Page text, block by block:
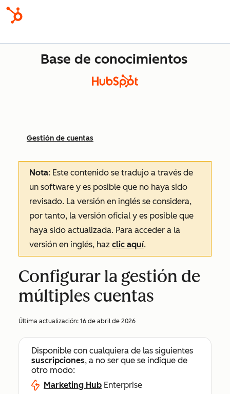
Base de conocimientos
Gestión de cuentas
Nota: Este contenido se tradujo a través de
un software y es posible que no haya sido
revisado. La versión en inglés se considera,
por tanto, la versión oficial y es posible que
haya sido actualizada. Para acceder a la
versión en inglés, haz clic aquí.
Configurar la gestión de
múltiples cuentas
Última actualización: 16 de abril de 2026
Disponible con cualquiera de las siguientes
suscripciones, a no ser que se indique de
otro modo:
Marketing Hub Enterprise